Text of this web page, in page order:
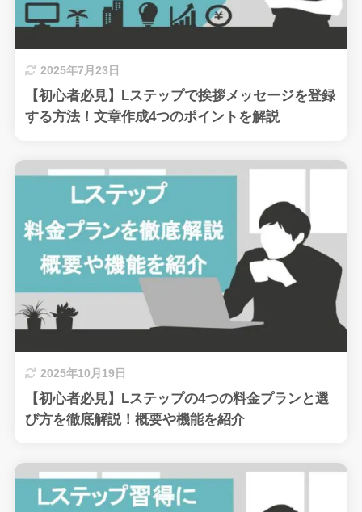
2025年7月23日
【初心者必見】Lステップで挨拶メッセージを登録
する方法！文章作成4つのポイントを解説
2025年10月19日
【初心者必見】Lステップの4つの料金プランと選
び方を徹底解説！概要や機能を紹介